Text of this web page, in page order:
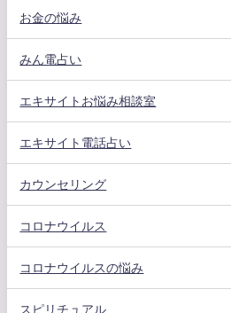
お金の悩み
みん電占い
エキサイトお悩み相談室
エキサイト電話占い
カウンセリング
コロナウイルス
コロナウイルスの悩み
スピリチュアル